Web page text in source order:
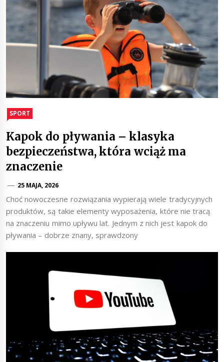
SPORT
Kapok do pływania – klasyka
bezpieczeństwa, która wciąż ma
znaczenie
25 MAJA, 2026
Choć nowoczesne rozwiązania wypierają wiele tradycyjnych
produktów, są takie elementy wyposażenia, które nie tracą
na znaczeniu mimo upływu lat. Jednym z nich jest kapok do
pływania – dobrze znany, sprawdzony